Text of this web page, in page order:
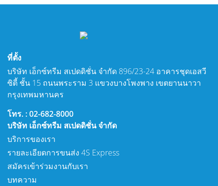
ที่ตั้ง
บริษัท เอ็กซ์ทรีม สเปดดิชั่น จำกัด 896/23-24 อาคารชุดเอสวี
ซิตี้ ชั้น 15 ถนนพระราม 3 แขวงบางโพงพาง เขตยานนาวา
กรุงเทพมหานคร
โทร. : 02-682-8000
บริษัท เอ็กซ์ทรีม สเปดดิชั่น จำกัด
บริการของเรา
รายละเอียดการขนส่ง 4S Express
สมัครเข้าร่วมงานกับเรา
บทความ